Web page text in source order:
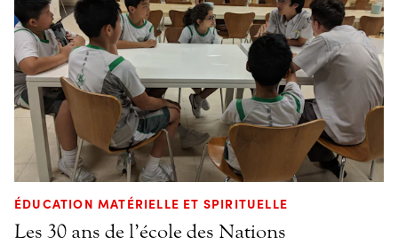
ÉDUCATION MATÉRIELLE ET SPIRITUELLE
Les 30 ans de l’école des Nations